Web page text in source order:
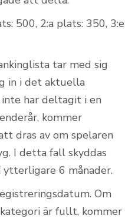
500, 2:a plats: 350, 3:e
tar med sig
in i det aktuella
inte har deltagit i en
kommer
dras av om spelaren
I detta fall skyddas
ytterligare 6 månader.
Om
är fullt, kommer